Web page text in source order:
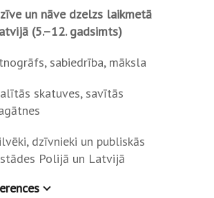
un nāve dzelzs laikmetā
(5.–12. gadsimts)
sabiedrība, māksla
skatuves, savītās
dzīvnieki un publiskās
Polijā un Latvijā